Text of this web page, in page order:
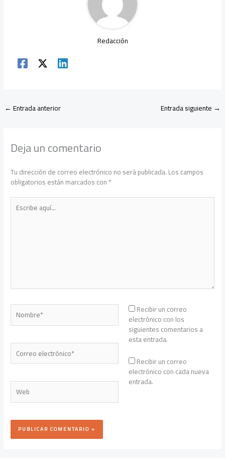
Redacción
←Entrada anterior Entrada siguiente →
Deja un comentario
Tu dirección de correo electrónico no será publicada.Los campos
obligatorios están marcados con*
Escribe
aquí...
Nombre*
Correo
electrónico*
Web
Recibir un correo
electrónico con los
siguientes comentarios a
esta entrada.
Recibir un correo
electrónico con cada nueva
entrada.